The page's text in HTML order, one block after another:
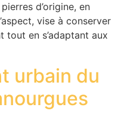
d’origine, en
vise à conserver
tout en s’adaptant aux
urbain du